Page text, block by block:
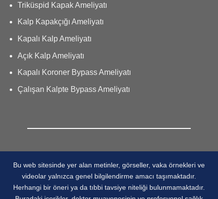
Triküspid Kapak Ameliyatı
Kalp Kapakçığı Ameliyatı
Kapalı Kalp Ameliyatı
Açık Kalp Ameliyatı
Kapalı Koroner Bypass Ameliyatı
Çalışan Kalpte Bypass Ameliyatı
Bu web sitesinde yer alan metinler, görseller, vaka örnekleri ve
videolar yalnızca genel bilgilendirme amacı taşımaktadır.
Herhangi bir öneri ya da tıbbi tavsiye niteliği bulunmamaktadır.